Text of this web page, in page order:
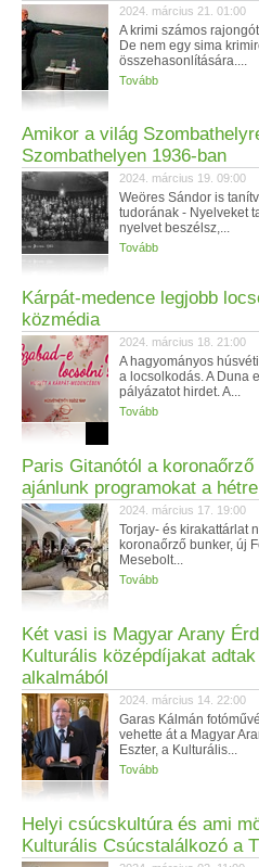
2024. március 21. 01:00
A krimi számos
De nem egy sima
összehasonlítására....
Tovább
Amikor a világ
Szombathelyen 1936-ban
2024. március 19. 09:00
Weöres Sándor is
tudorának - Nyelveket
nyelvet beszélsz,...
Tovább
Kárpát-medence legjobb
közmédia
2024. március 18. 21:00
A hagyományos
a locsolkodás. A Duna
pályázatot hirdet. A...
Tovább
Paris Gitanótól a
ajánlunk programokat a hétre
2024. március 17. 19:00
Torjay- és kirakattárlat
koronaőrző bunker, új
Mesebolt...
Tovább
Két vasi is Magyar Arany
Kulturális középdíjakat
alkalmából
2024. március 14. 22:00
Garas Kálmán
vehette át a Magyar
Eszter, a Kulturális...
Tovább
Helyi csúcskultúra és ami
Kulturális Csúcstalálkozó a